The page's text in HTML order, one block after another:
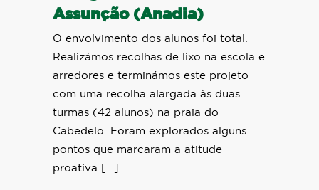
Assunção (Anadia)
O envolvimento dos alunos foi total.
Realizámos recolhas de lixo na escola e
arredores e terminámos este projeto
com uma recolha alargada às duas
turmas (42 alunos) na praia do
Cabedelo. Foram explorados alguns
pontos que marcaram a atitude
proativa […]